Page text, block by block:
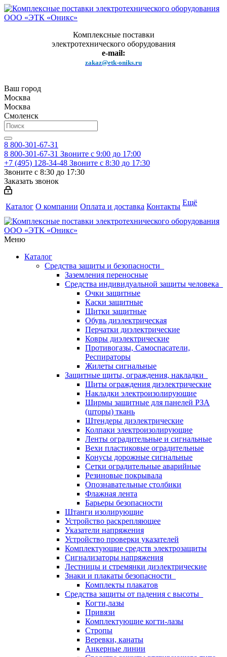
Комплексные поставки
электротехнического оборудования
e-mail:
zakaz@etk-oniks.ru
Ваш город
Москва
Москва
Смоленск
8 800-301-67-31
8 800-301-67-31 Звоните с 9:00 до 17:00
+7 (495) 128-34-48 Звоните с 8:30 до 17:30
Звоните с 8:30 до 17:30
Заказать звонок
Каталог О компании Оплата и доставка Контакты Ещё
Меню
Каталог
Средства защиты и безопасности
Заземления переносные
Средства индивидуальной защиты человека
Очки защитные
Каски защитные
Щитки защитные
Обувь диэлектрическая
Перчатки диэлектрические
Ковры диэлектрические
Противогазы, Самоспасатели,
Респираторы
Жилеты сигнальные
Защитные щиты, ограждения, накладки
Щиты ограждения диэлектрические
Накладки электроизолирующие
Ширмы защитные для панелей РЗА
(шторы) ткань
Штендеры диэлектрические
Колпаки электроизолирующие
Ленты оградительные и сигнальные
Вехи пластиковые оградительные
Конусы дорожные сигнальные
Сетки оградительные аварийные
Резиновые покрывала
Опознавательные столбики
Флажная лента
Барьеры безопасности
Штанги изолирующие
Устройство раскрепляющее
Указатели напряжения
Устройство проверки указателей
Комплектующие средств электрозащиты
Сигнализаторы напряжения
Лестницы и стремянки диэлектрические
Знаки и плакаты безопасности
Комплекты плакатов
Средства защиты от падения с высоты
Когти,лазы
Привязи
Комплектующие когти-лазы
Стропы
Веревки, канаты
Анкерные линии